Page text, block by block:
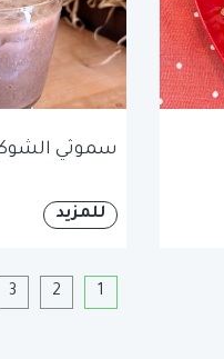
سموثي
للمزيد
1
2
3